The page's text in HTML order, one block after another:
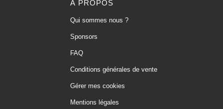
À PROPOS
Qui sommes nous ?
Sponsors
FAQ
Conditions générales de vente
Gérer mes cookies
Mentions légales